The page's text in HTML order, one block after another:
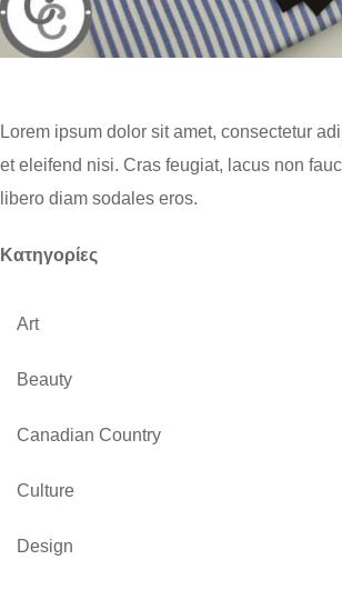
Lorem ipsum dolor sit amet, consectetur
et eleifend nisi. Cras feugiat, lacus non
libero diam sodales eros.
Kατηγορίες
Art
Beauty
Canadian Country
Culture
Design